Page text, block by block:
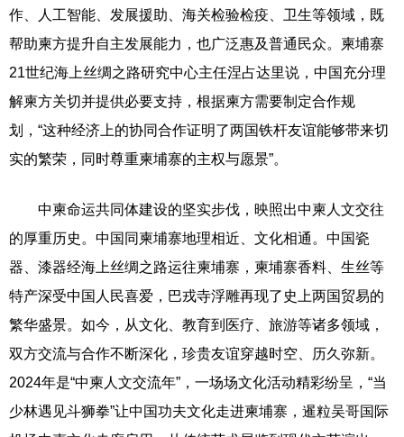
作、人工智能、发展援助、海关检验检疫、卫生等领域，既
帮助柬方提升自主发展能力，也广泛惠及普通民众。柬埔寨
21世纪海上丝绸之路研究中心主任涅占达里说，中国充分理
解柬方关切并提供必要支持，根据柬方需要制定合作规
划，“这种经济上的协同合作证明了两国铁杆友谊能够带来切
实的繁荣，同时尊重柬埔寨的主权与愿景”。
中柬命运共同体建设的坚实步伐，映照出中柬人文交往
的厚重历史。中国同柬埔寨地理相近、文化相通。中国瓷
器、漆器经海上丝绸之路运往柬埔寨，柬埔寨香料、生丝等
特产深受中国人民喜爱，巴戎寺浮雕再现了史上两国贸易的
繁华盛景。如今，从文化、教育到医疗、旅游等诸多领域，
双方交流与合作不断深化，珍贵友谊穿越时空、历久弥新。
2024年是“中柬人文交流年”，一场场文化活动精彩纷呈，“当
少林遇见斗狮拳”让中国功夫文化走进柬埔寨，暹粒吴哥国际